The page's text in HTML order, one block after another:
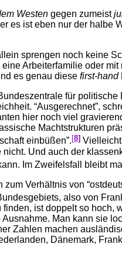
Westen gegen zumeist
es ist eben nur der halbe
sprengen noch keine
Arbeiterfamilie oder
es genau diese first-hand
für
“Ausgerechnet”,
hier noch viel
Machtstrukturen
einbüßen”.[8]
Und auch der
Im Zweifelsfall bleibt
Verhältnis von
also von
ist doppelt so
Man kann sie
Zahlen machen
Dänemark,